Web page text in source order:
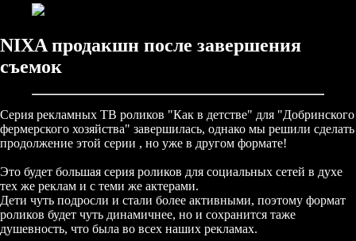
NIXA продакшн после завершения
съемок
Серия рекламных ТВ роликов "Как в детстве" для "Добринского
фермерского хозяйства" завершилась, однако мы решили сделать
продолжение этой серии , но уже в другом формате!
Это будет большая серия роликов для социальных сетей в духе
тех же реклам и с теми же актерами.
Дети чуть подросли и стали более активными, поэтому формат
роликов будет чуть динамичнее, но и сохранится таже
душевность, что была во всех наших рекламах.